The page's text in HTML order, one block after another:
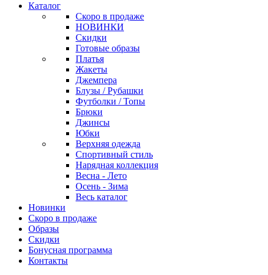
Каталог
Скоро в продаже
НОВИНКИ
Скидки
Готовые образы
Платья
Жакеты
Джемпера
Блузы / Рубашки
Футболки / Топы
Брюки
Джинсы
Юбки
Верхняя одежда
Спортивный стиль
Нарядная коллекция
Весна - Лето
Осень - Зима
Весь каталог
Новинки
Скоро в продаже
Образы
Скидки
Бонусная программа
Контакты